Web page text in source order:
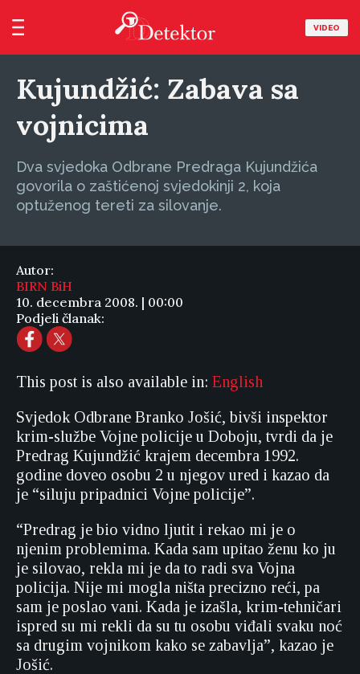
VIDEO
Kujundžić: Zabava sa
vojnicima
Dva svjedoka Odbrane Predraga Kujundžića
govorila o zaštićenoj svjedokinji 2, koja
optuženog tereti za silovanje.
Autor:
BIRN BiH
10. decembra 2008. | 00:00
Podjeli članak:
This post is also available in: English
Svjedok Odbrane Branko Jošić, bivši inspektor
krim-službe Vojne policije u Doboju, tvrdi da je
Predrag Kujundžić krajem decembra 1992.
godine doveo osobu 2 u njegov ured i kazao da
je “siluju pripadnici Vojne policije”.
“Predrag je bio vidno ljutit i rekao mi je o
njenim problemima. Kada sam upitao ženu ko ju
je silovao, rekla mi je da to radi sva Vojna
policija. Nije mi mogla ništa precizno reći, pa
sam je poslao vani. Kada je izašla, krim-tehničari
ispred su mi rekli da su tu osobu viđali svaku noć
sa drugim vojnikom kako se zabavlja”, kazao je
Jošić.